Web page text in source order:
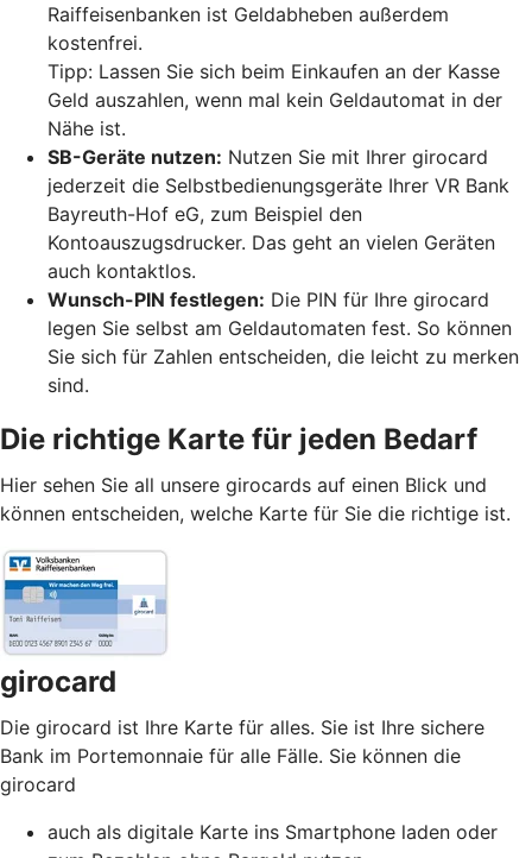
Raiffeisenbanken ist Geldabheben außerdem
kostenfrei.
Tipp: Lassen Sie sich beim Einkaufen an der Kasse
Geld auszahlen, wenn mal kein Geldautomat in der
Nähe ist.
SB-Geräte nutzen: Nutzen Sie mit Ihrer girocard
jederzeit die Selbstbedienungsgeräte Ihrer VR Bank
Bayreuth-Hof eG, zum Beispiel den
Kontoauszugsdrucker. Das geht an vielen Geräten
auch kontaktlos.
Wunsch-PIN festlegen: Die PIN für Ihre girocard
legen Sie selbst am Geldautomaten fest. So können
Sie sich für Zahlen entscheiden, die leicht zu merken
sind.
Die richtige Karte für jeden Bedarf
Hier sehen Sie all unsere girocards auf einen Blick und
können entscheiden, welche Karte für Sie die richtige ist.
girocard
Die girocard ist Ihre Karte für alles. Sie ist Ihre sichere
Bank im Portemonnaie für alle Fälle. Sie können die
girocard
auch als digitale Karte ins Smartphone laden oder